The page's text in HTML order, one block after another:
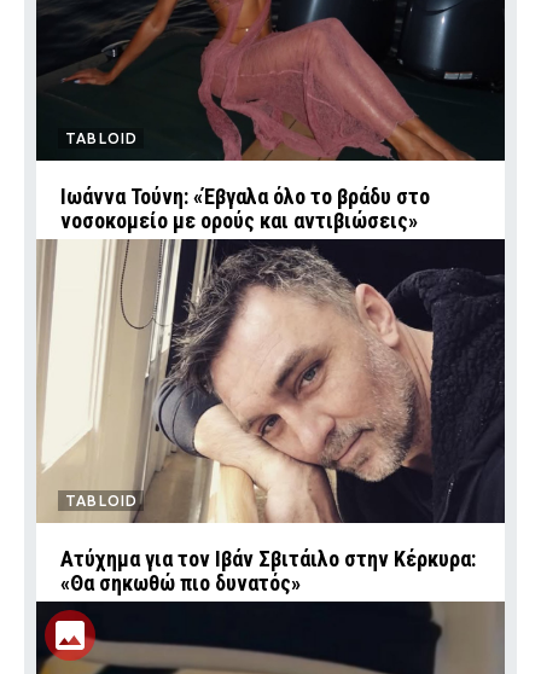
TABLOID
Ιωάννα Τούνη: «Έβγαλα όλο το βράδυ στο
νοσοκομείο με ορούς και αντιβιώσεις»
TABLOID
Ατύχημα για τον Ιβάν Σβιτάιλο στην Κέρκυρα:
«Θα σηκωθώ πιο δυνατός»